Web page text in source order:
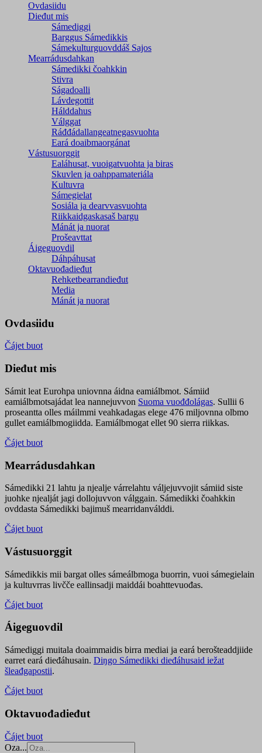
Ovdasiidu
Dieđut mis
Sámediggi
Barggus Sámedikkis
Sámekulturguovddáš Sajos
Mearrádusdahkan
Sámedikki čoahkkin
Stivra
Ságadoalli
Lávdegottit
Hálddahus
Válggat
Ráđđádallangeatnegas­vuohta
Eará doaibmaorgánat
Vástusuorggit
Ealáhusat, vuoigatvuohta ja biras
Skuvlen ja oahppamateriála
Kultuvra
Sámegielat
Sosiála ja dearvvasvuohta
Riikkaidgaskasaš bargu
Mánát ja nuorat
Prošeavttat
Áigeguovdil
Dáhpáhusat
Oktavuođadieđut
Rehketbearrandieđut
Media
Mánát ja nuorat
Ovdasiidu
Čájet buot
Dieđut mis
Sámit leat Eurohpa uniovnna áidna eamiálbmot. Sámiid
eamiálbmotsajádat lea nannejuvvon Suoma vuođđolágas. Sullii 6
proseantta olles máilmmi veahkadagas elege 476 miljovnna olbmo
gullet eamiálbmogiidda. Eamiálbmogat ellet 90 sierra riikkas.
Čájet buot
Mearrádusdahkan
Sámedikki 21 lahtu ja njealje várrelahtu váljejuvvojit sámiid siste
juohke njealját jagi dollojuvvon válggain. Sámedikki čoahkkin
ovddasta Sámedikki bajimuš mearridanválddi.
Čájet buot
Vástusuorggit
Sámedikkis mii bargat olles sámeálbmoga buorrin, vuoi sámegielain
ja kultuvrras livčče eallinsadji maiddái boahttevuođas.
Čájet buot
Áigeguovdil
Sámediggi muitala doaimmaidis birra mediai ja eará berošteaddjiide
earret eará dieđáhusain. Diŋgo Sámedikki dieđáhusaid iežat
šleađgapostii.
Čájet buot
Oktavuođadieđut
Čájet buot
Oza...